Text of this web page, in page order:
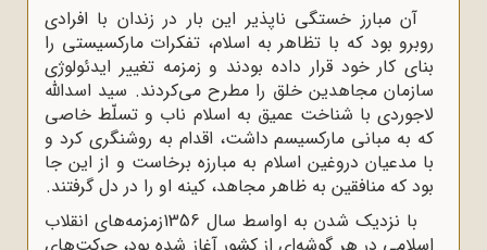
آن مبارز خستگی ناپذیر این بار در زندان با افرادى
روبرو بود که با تظاهر به اسلام، تفکرات مارکسیستى را
بناى کار خود قرار داده بودند و زمزمه تغییر ایدئولوژى
سازمان مجاهدین خلق را مطرح مى‌کردند. سید اسداللّه‌
لاجوردى با شناخت عمیق به اسلام ناب و تسلّط خاصى
که به مبانى مارکسیسم داشت، اقدام به روشنگرى کرد و
با مدعیان دروغین اسلام به مبارزه برخاست و از این جا
بود که منافقین به ظاهر مجاهد، کینه او را در دل گرفتند.
با نزدیک شدن به اواسط سال 1356زمزمه‌هاى انقلاب